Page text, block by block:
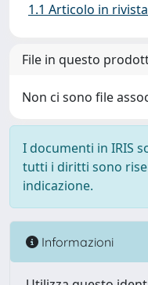
1.1 Articolo in rivista
File in questo
Non ci sono file
I documenti in IRIS
tutti i diritti sono
indicazione.
Informazioni